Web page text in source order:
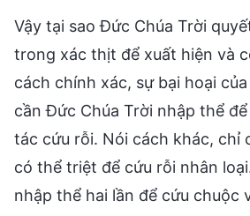
Vậy tại sao Đức Chúa Trời
trong xác thịt để xuất hiện và
cách chính xác, sự bại hoại
cần Đức Chúa Trời nhập thể
tác cứu rỗi. Nói cách khác, chỉ
có thể triệt để cứu rỗi nhân
nhập thể hai lần để cứu chuộc